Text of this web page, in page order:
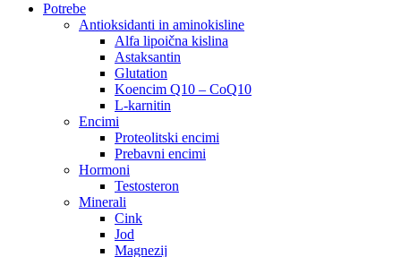
Potrebe
Antioksidanti in aminokisline
Alfa lipoična kislina
Astaksantin
Glutation
Koencim Q10 – CoQ10
L-karnitin
Encimi
Proteolitski encimi
Prebavni encimi
Hormoni
Testosteron
Minerali
Cink
Jod
Magnezij